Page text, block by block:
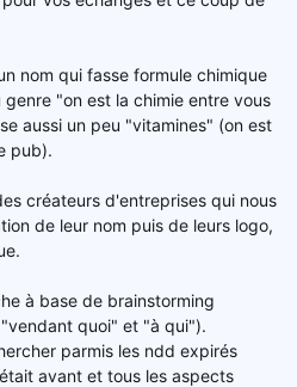
nom qui fasse formule chimique
"on est la chimie entre vous
aussi un peu "vitamines" (on est
pub).
créateurs d'entreprises qui nous
de leur nom puis de leurs logo,
à base de brainstorming
quoi" et "à qui").
parmis les ndd expirés
avant et tous les aspects